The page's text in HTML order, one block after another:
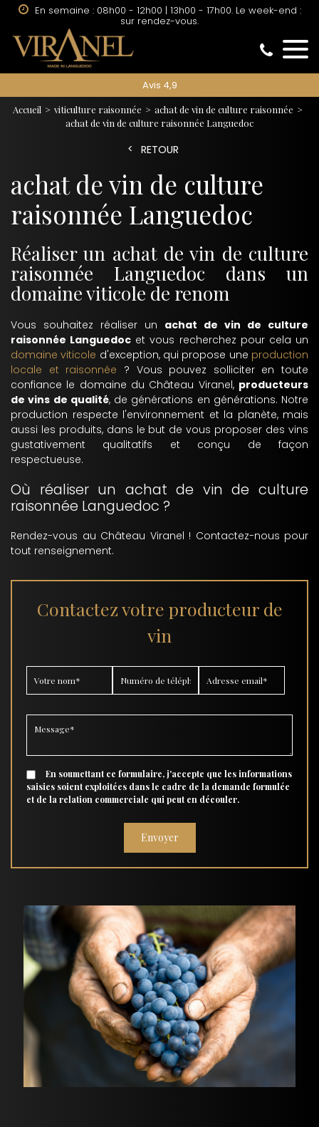
sur rendez-vous.
Avis 4,9
Accueil viticulture raisonnée
achat de vin de culture raisonnée
achat de vin de culture raisonnée Languedoc
RETOUR
achat de vin de culture
raisonnée Languedoc
Réaliser un achat de vin de culture
raisonnée Languedoc dans un
domaine viticole de renom
Vous souhaitez réaliser un achat de vin de culture
raisonnée Languedoc et vous recherchez pour cela un
domaine viticole d'exception, qui propose une production
locale et raisonnée ? Vous pouvez solliciter en toute
confiance le domaine du Château Viranel, producteurs
de vins de qualité, de générations en générations. Notre
production respecte l'environnement et la planète, mais
aussi les produits, dans le but de vous proposer des vins
gustativement qualitatifs et conçu de façon
respectueuse.
Où réaliser un achat de vin de culture
raisonnée Languedoc ?
Rendez-vous au Château Viranel ! Contactez-nous pour
tout renseignement.
Contactez votre producteur de
vin
En soumettant ce formulaire, j'accepte que les informations
saisies soient exploitées dans le cadre de la demande formulée
et de la relation commerciale qui peut en découler.